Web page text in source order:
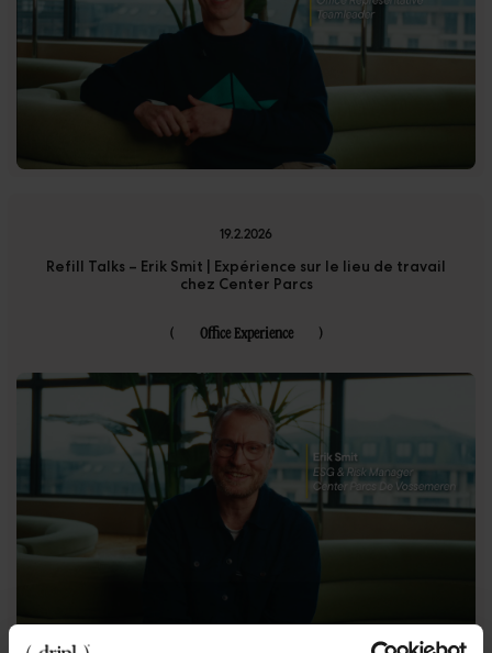
19.2.2026
Refill Talks – Erik Smit | Expérience sur le lieu de travail
chez Center Parcs
( Office Experience )